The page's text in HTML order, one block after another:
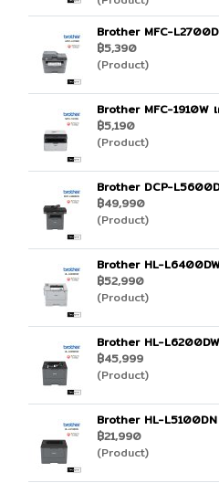
Brother MFC-L2700D
฿5,390
(Product)
Brother MFC-1910W
฿5,190
(Product)
Brother DCP-
฿49,990
(Product)
Brother HL-
฿52,990
(Product)
Brother HL-L6200DW
฿45,999
(Product)
Brother HL-L5100DN
฿21,990
(Product)